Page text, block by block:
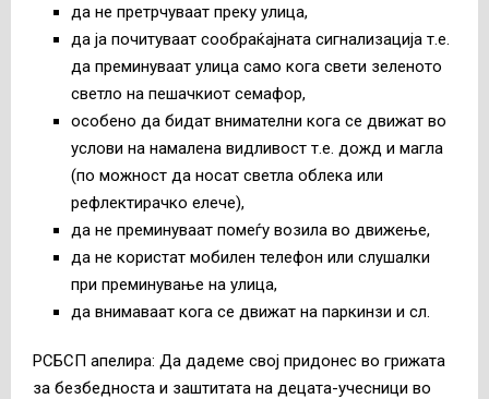
да не претрчуваат преку улица,
да ја почитуваат сообраќајната сигнализација т.е.
да преминуваат улица само кога свети зеленото
светло на пешачкиот семафор,
особено да бидат внимателни кога се движат во
услови на намалена видливост т.е. дожд и магла
(по можност да носат светла облека или
рефлектирачко елече),
да не преминуваат помеѓу возила во движење,
да не користат мобилен телефон или слушалки
при преминување на улица,
да внимаваат кога се движат на паркинзи и сл.
РСБСП апелира: Да дадеме свој придонес во грижата
за безбедноста и заштитата на децата-учесници во